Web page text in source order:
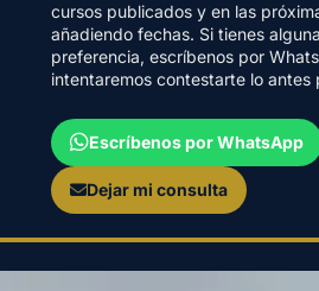
cursos publicados y en las
añadiendo fechas. Si tienes
preferencia, escríbenos por
intentaremos contestarte lo antes
Escríbenos por WhatsApp
Dejar mi consulta